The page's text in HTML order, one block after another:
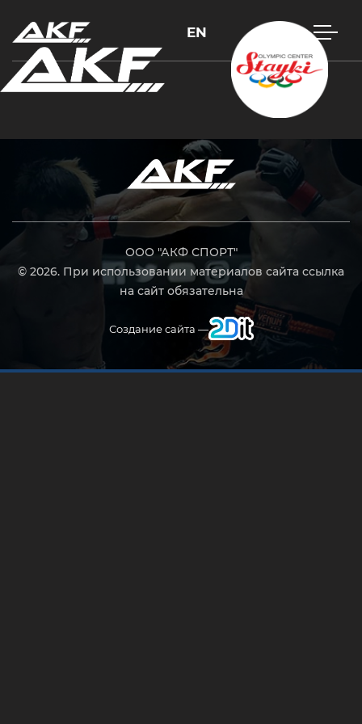
EN
ООО "АКФ СПОРТ"
© 2026. При использовании материалов сайта ссылка
на сайт обязательна
Создание сайта —
Нажмите Enter для поиска или Esc, чтобы закрыть